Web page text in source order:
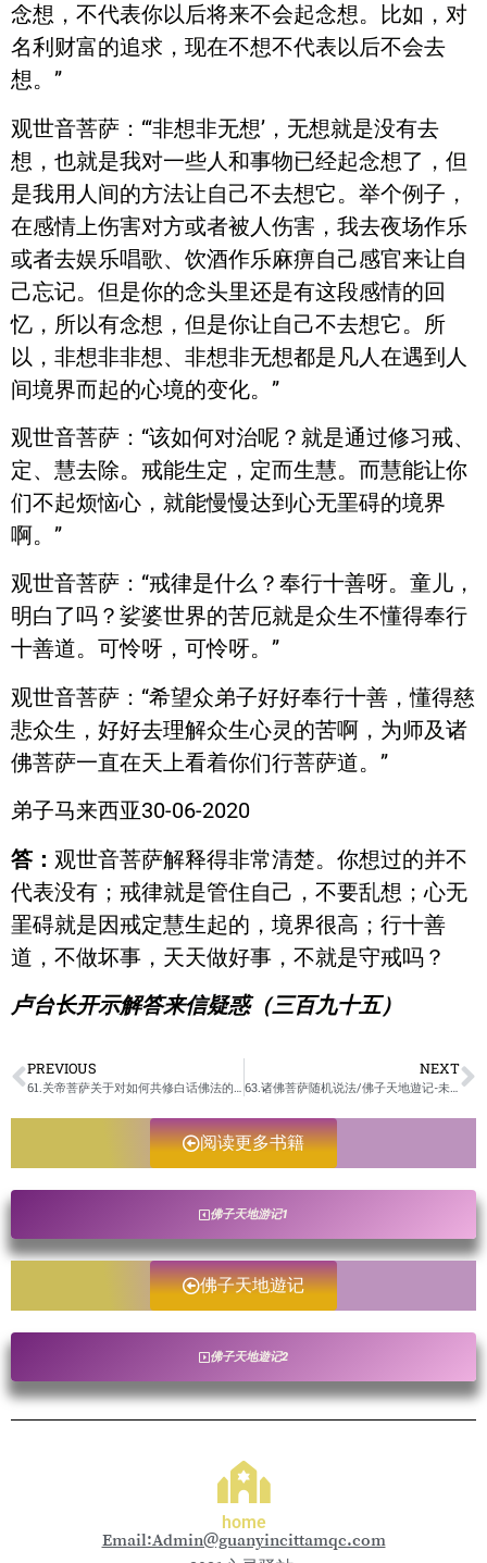
念想，不代表你以后将来不会起念想。比如，对
名利财富的追求，现在不想不代表以后不会去
想。”
观世音菩萨：“‘非想非无想’，无想就是没有去
想，也就是我对一些人和事物已经起念想了，但
是我用人间的方法让自己不去想它。举个例子，
在感情上伤害对方或者被人伤害，我去夜场作乐
或者去娱乐唱歌、饮酒作乐麻痹自己感官来让自
己忘记。但是你的念头里还是有这段感情的回
忆，所以有念想，但是你让自己不去想它。所
以，非想非非想、非想非无想都是凡人在遇到人
间境界而起的心境的变化。”
观世音菩萨：“该如何对治呢？就是通过修习戒、
定、慧去除。戒能生定，定而生慧。而慧能让你
们不起烦恼心，就能慢慢达到心无罣碍的境界
啊。”
观世音菩萨：“戒律是什么？奉行十善呀。童儿，
明白了吗？娑婆世界的苦厄就是众生不懂得奉行
十善道。可怜呀，可怜呀。”
观世音菩萨：“希望众弟子好好奉行十善，懂得慈
悲众生，好好去理解众生心灵的苦啊，为师及诸
佛菩萨一直在天上看着你们行菩萨道。”
弟子马来西亚30-06-2020
答： 观世音菩萨解释得非常清楚。你想过的并不
代表没有；戒律就是管住自己，不要乱想；心无
罣碍就是因戒定慧生起的，境界很高；行十善
道，不做坏事，天天做好事，不就是守戒吗？
卢台长开示解答来信疑惑（三百九十五）
PREVIOUS
61.关帝菩萨关于对如何共修白话佛法的开示/佛子天地遊记-未成册
NEXT
63.诸佛菩萨随机说法/佛子天地遊记-未成册
阅读更多书籍
佛子天地游记1
佛子天地遊记
佛子天地遊记2
home
Email:Admin@guanyincittamqc.com